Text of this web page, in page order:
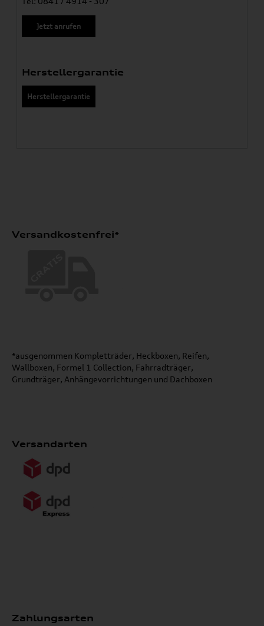
Jetzt anrufen
Herstellergarantie
Herstellergarantie
Versandkostenfrei*
*ausgenommen Kompletträder, Heckboxen, Reifen,
Wallboxen, Formel 1 Collection, Fahrradträger,
Grundträger, Anhängevorrichtungen und Dachboxen
Versandarten
Zahlungsarten